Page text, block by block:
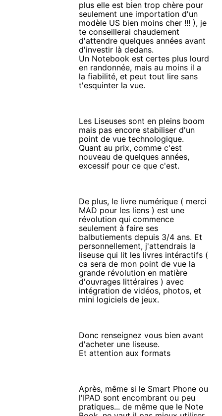
plus elle est bien trop chère pour
seulement une importation d'un
modèle US bien moins cher !!! ), je
te conseillerai chaudement
d'attendre quelques années avant
d'investir là dedans.
Un Notebook est certes plus lourd
en randonnée, mais au moins il a
la fiabilité, et peut tout lire sans
t'esquinter la vue.
Les Liseuses sont en pleins boom
mais pas encore stabiliser d'un
point de vue technologique.
Quant au prix, comme c'est
nouveau de quelques années,
excessif pour ce que c'est.
De plus, le livre numérique ( merci
MAD pour les liens ) est une
révolution qui commence
seulement à faire ses
balbutiements depuis 3/4 ans. Et
personnellement, j'attendrais la
liseuse qui lit les livres intéractifs (
ca sera de mon point de vue la
grande révolution en matière
d'ouvrages littéraires ) avec
intégration de vidéos, photos, et
mini logiciels de jeux.
Donc renseignez vous bien avant
d'acheter une liseuse.
Et attention aux formats
Après, même si le Smart Phone ou
l'IPAD sont encombrant ou peu
pratiques... de même que le Note